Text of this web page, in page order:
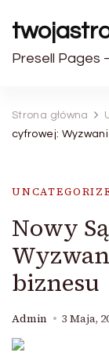
Presell Pages
Strona główna
cyfrowej:
Nowy
biznesu
Admin 3 Maja,